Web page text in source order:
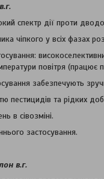
спектр дії проти
чіпкого у всіх фазах
повітря (працює
забезпечують
пестицидів та рідких
в сівозміні.
застосування.
в.г.